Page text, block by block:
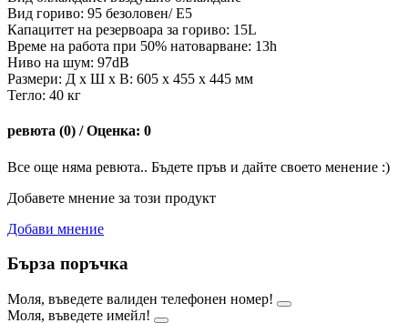
Вид гориво: 95 безоловен/ E5
Капацитет на резервоара за гориво: 15L
Време на работа при 50% натоварване: 13h
Ниво на шум: 97dB
Размери: Д x Ш x В: 605 x 455 x 445 мм
Тегло: 40 кг
ревюта (0) / Оценка: 0
Все още няма ревюта.. Бъдете пръв и дайте своето менение :)
Добавете мнение за този продукт
Добави мнение
Бърза поръчка
Моля, въведете валиден телефонен номер!
Моля, въведете имейл!